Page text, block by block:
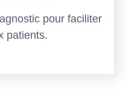
pour faciliter
patients.